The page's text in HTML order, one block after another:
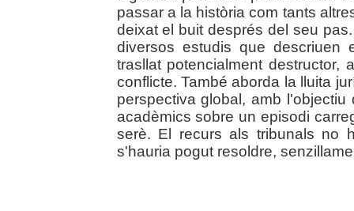
passar a la història com tants
deixat el buit després del seu
diversos estudis que descriuen
trasllat potencialment
conflicte. També aborda la lluita
perspectiva global, amb
acadèmics sobre un episodi
serè. El recurs als tribunals no
s'hauria pogut resoldre,